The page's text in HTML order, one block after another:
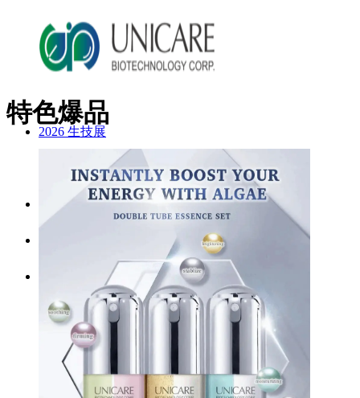
2026 生技展
2025 生技展
關於詠麗
ODM產品影片
ODM美妝方案
特色爆品
特色爆品